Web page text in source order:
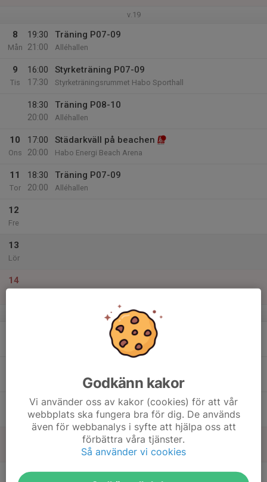
v.19
8
Mån
19:30
21:00
Träning P07-09
Alléhallen
9
Tis
16:00
17:30
Styrketräning P07-09
Styrketräningsrummet Habo Sporthall
18:30
20:00
Träning P08-10
Alléhallen
10
Ons
17:00
20:00
Städarkväll på beachen
Habo Energi Beach Arena
11
Tor
18:30
20:00
Träning P07-09
Alléhallen
12
Fre
13
Lör
14
v.20
Godkänn kakor
Vi använder oss av kakor (cookies) för att vår
webbplats ska fungera bra för dig. De används
även för webbanalys i syfte att hjälpa oss att
förbättra våra tjänster.
Så använder vi cookies